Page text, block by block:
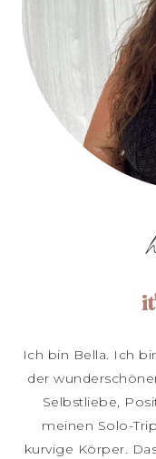
Ich bin Bella. Ich
der
Selbstliebe,
meinen Solo-
kurvige Körper.